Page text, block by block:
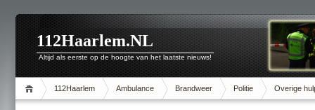
112Haarlem.NL
Altijd als eerste op de hoogte van het laatste nieuws!
112Haarlem Ambulance Brandweer Politie Overige